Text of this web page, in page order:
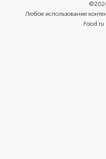
©
Любое использование
Food.ru